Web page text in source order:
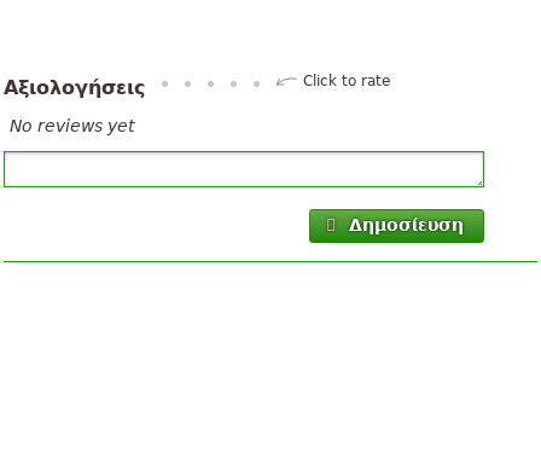
Αξιολογήσεις Click to rate
No reviews yet
Δημοσίευση